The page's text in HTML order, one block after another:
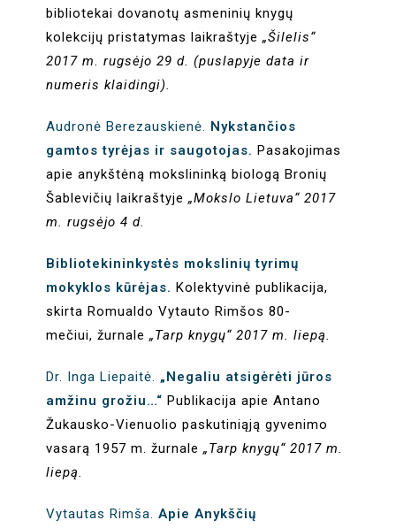
bibliotekai dovanotų asmeninių knygų
kolekcijų pristatymas laikraštyje „Šilelis“
2017 m. rugsėjo 29 d. (puslapyje data ir
numeris klaidingi).
Audronė Berezauskienė. Nykstančios
gamtos tyrėjas ir saugotojas. Pasakojimas
apie anykštėną mokslininką biologą Bronių
Šablevičių laikraštyje„Mokslo Lietuva“ 2017
m. rugsėjo 4 d.
Bibliotekininkystės mokslinių tyrimų
mokyklos kūrėjas. Kolektyvinė publikacija,
skirta Romualdo Vytauto Rimšos 80-
mečiui, žurnale„Tarp knygų“ 2017 m. liepą.
Dr. Inga Liepaitė. „Negaliu atsigėrėti jūros
amžinu grožiu…“ Publikacija apie Antano
Žukausko-Vienuolio paskutiniąją gyvenimo
vasarą 1957 m. žurnale„Tarp knygų“ 2017 m.
liepą.
Vytautas Rimša.Apie Anykščių